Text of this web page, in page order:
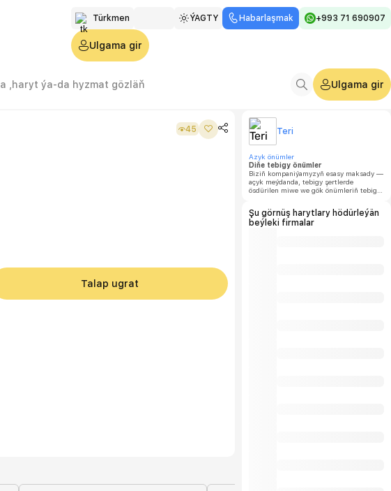
Türkmen
English
ÝAGTY Habarlaşmak +993 71 690907
Ulgama gir
Ulgama gir
45
Talap ugrat
Teri
Azyk önümler
Diňe tebigy önümler
Biziň kompaniýamyzyň esasy maksady —
açyk meýdanda, tebigy şertlerde
ösdürilen miwe we gök önümleriň tebigy
Şu görnüş harytlary hödürleýän
beýleki firmalar